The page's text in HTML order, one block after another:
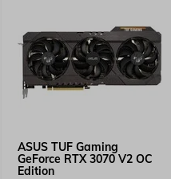
ASUS TUF Gaming
GeForce RTX 3070 V2 OC
Edition